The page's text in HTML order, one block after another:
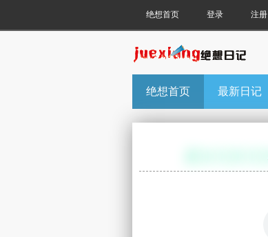
绝想首页 登录 注册
绝想首页 最新日记